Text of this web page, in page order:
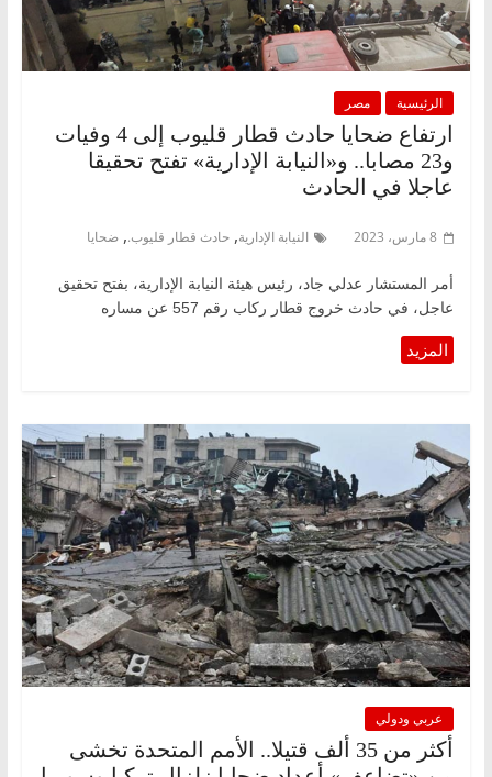
الرئيسية مصر
ارتفاع ضحايا حادث قطار قليوب إلى 4 وفيات
و23 مصابا.. و«النيابة الإدارية» تفتح تحقيقا
عاجلا في الحادث
8 مارس، 2023 النيابة الإدارية, حادث قطار قليوب., ضحايا
أمر المستشار عدلي جاد، رئيس هيئة النيابة الإدارية، بفتح تحقيق
عاجل، في حادث خروج قطار ركاب رقم 557 عن مساره
عربي ودولي
أكثر من 35 ألف قتيلا.. الأمم المتحدة تخشى